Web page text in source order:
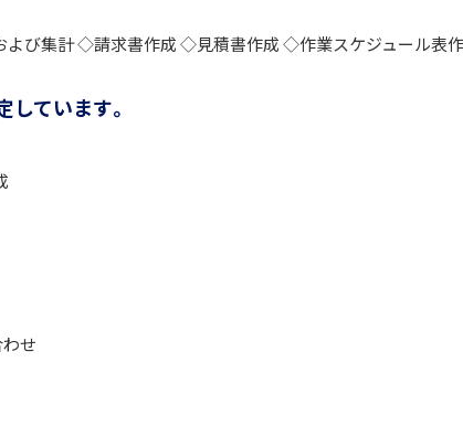
び集計 ◇請求書作成 ◇見積書作成 ◇作業スケジュール表
ています。
せ